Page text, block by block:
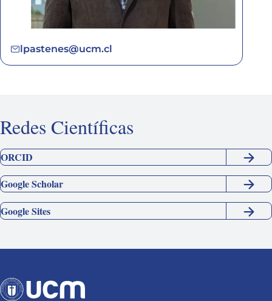
lpastenes@ucm.cl
Redes Científicas
ORCID
Google Scholar
Google Sites